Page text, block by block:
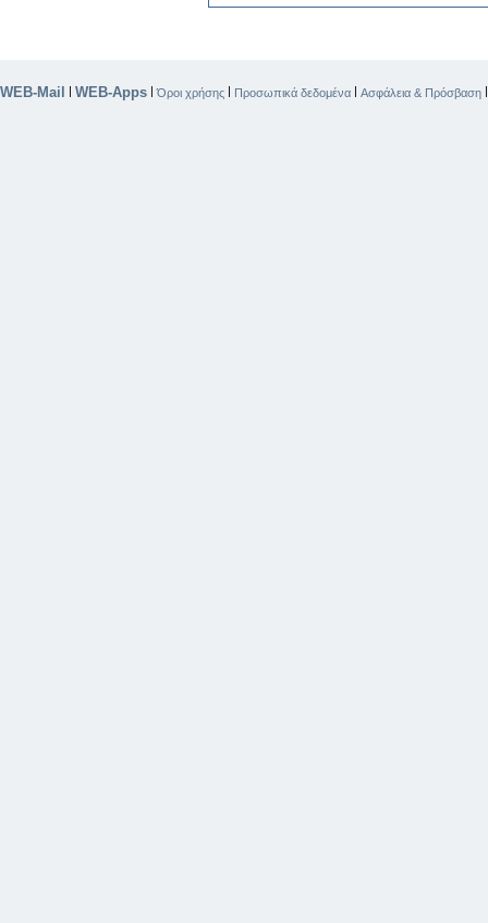
WEB-Mail | WEB-Apps |Όροι χρήσης | Προσωπικά δεδομένα | Ασφάλεια & Πρόσβαση